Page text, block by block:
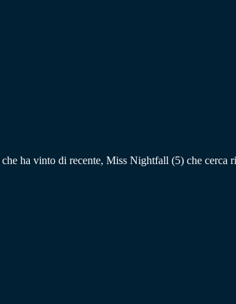
che ha vinto di recente, Miss Nightfall (5) che cerca